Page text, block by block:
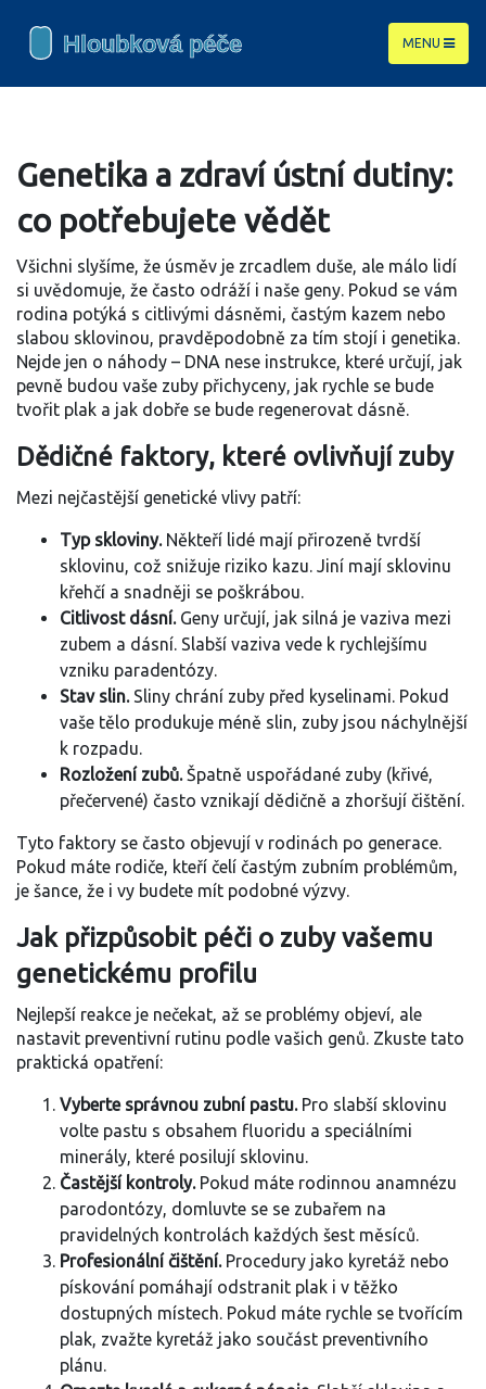
MENU
Genetika a zdraví ústní dutiny:
co potřebujete vědět
Všichni slyšíme, že úsměv je zrcadlem duše, ale málo lidí
si uvědomuje, že často odráží i naše geny. Pokud se vám
rodina potýká s citlivými dásněmi, častým kazem nebo
slabou sklovinou, pravděpodobně za tím stojí i genetika.
Nejde jen o náhody – DNA nese instrukce, které určují, jak
pevně budou vaše zuby přichyceny, jak rychle se bude
tvořit plak a jak dobře se bude regenerovat dásně.
Dědičné faktory, které ovlivňují zuby
Mezi nejčastější genetické vlivy patří:
Typ skloviny.Někteří lidé mají přirozeně tvrdší
sklovinu, což snižuje riziko kazu. Jiní mají sklovinu
křehčí a snadněji se poškrábou.
Citlivost dásní.Geny určují, jak silná je vaziva mezi
zubem a dásní. Slabší vaziva vede k rychlejšímu
vzniku paradentózy.
Stav slin.Sliny chrání zuby před kyselinami. Pokud
vaše tělo produkuje méně slin, zuby jsou náchylnější
k rozpadu.
Rozložení zubů.Špatně uspořádané zuby (křivé,
přečervené) často vznikají dědičně a zhoršují čištění.
Tyto faktory se často objevují v rodinách po generace.
Pokud máte rodiče, kteří čelí častým zubním problémům,
je šance, že i vy budete mít podobné výzvy.
Jak přizpůsobit péči o zuby vašemu
genetickému profilu
Nejlepší reakce je nečekat, až se problémy objeví, ale
nastavit preventivní rutinu podle vašich genů. Zkuste tato
praktická opatření:
Vyberte správnou zubní pastu.Pro slabší sklovinu
volte pastu s obsahem fluoridu a speciálními
minerály, které posilují sklovinu.
Častější kontroly.Pokud máte rodinnou anamnézu
parodontózy, domluvte se se zubařem na
pravidelných kontrolách každých šest měsíců.
Profesionální čištění.Procedury jako kyretáž nebo
pískování pomáhají odstranit plak i v těžko
dostupných místech. Pokud máte rychle se tvořícím
plak, zvažte kyretáž jako součást preventivního
plánu.